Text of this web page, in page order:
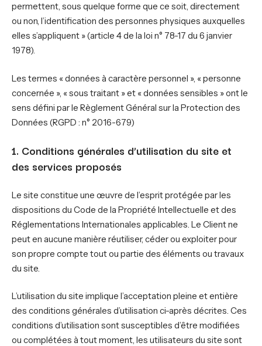
permettent, sous quelque forme que ce soit, directement
ou non, l’identification des personnes physiques auxquelles
elles s’appliquent » (article 4 de la loi n° 78-17 du 6 janvier
1978).
Les termes « données à caractère personnel », « personne
concernée », « sous traitant » et « données sensibles » ont le
sens défini par le Règlement Général sur la Protection des
Données (RGPD : n° 2016-679)
1. Conditions générales d’utilisation du site et
des services proposés
Le site constitue une œuvre de l’esprit protégée par les
dispositions du Code de la Propriété Intellectuelle et des
Réglementations Internationales applicables. Le Client ne
peut en aucune manière réutiliser, céder ou exploiter pour
son propre compte tout ou partie des éléments ou travaux
du site.
L’utilisation du site implique l’acceptation pleine et entière
des conditions générales d’utilisation ci-après décrites. Ces
conditions d’utilisation sont susceptibles d’être modifiées
ou complétées à tout moment, les utilisateurs du site sont